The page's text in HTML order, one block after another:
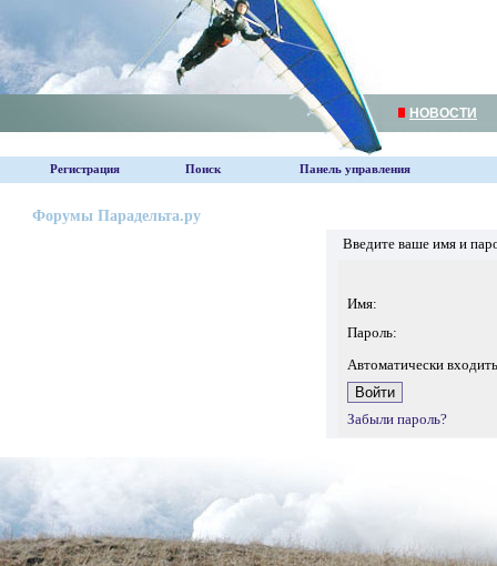
НОВОСТИ
Регистрация Поиск Панель управления
Форумы Парадельта.ру
Введите ваше имя и
Имя:
Пароль:
Автоматически
Забыли пароль?